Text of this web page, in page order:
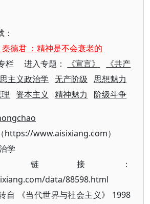
德君 ：精神是不会衰老的
栏 进入专题： 《宣言》
《共产
主义政治学 无产阶级
思想魅力
资本主义 精神魅力 阶级斗争
https://www.aisixiang.com）
学
链接：
data/88598.html
自 《当代世界与社会主义》 1998